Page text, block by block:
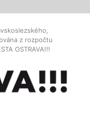
z rozpočtu
OSTRAVA!!!